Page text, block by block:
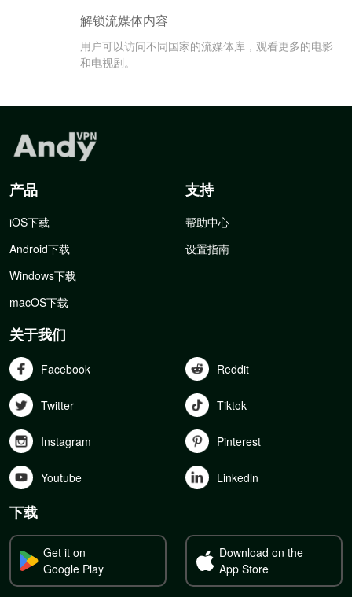
解锁流媒体内容
用户可以访问不同国家的流媒体库，观看更多的电影
和电视剧。
产品
iOS下载
Android下载
Windows下载
macOS下载
支持
帮助中心
设置指南
关于我们
Facebook Reddit
Twitter Tiktok
Instagram Pinterest
Youtube Linkedln
下载
Get it on
Google Play
Download on the
App Store